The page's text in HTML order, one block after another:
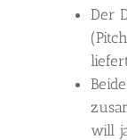
Der
will